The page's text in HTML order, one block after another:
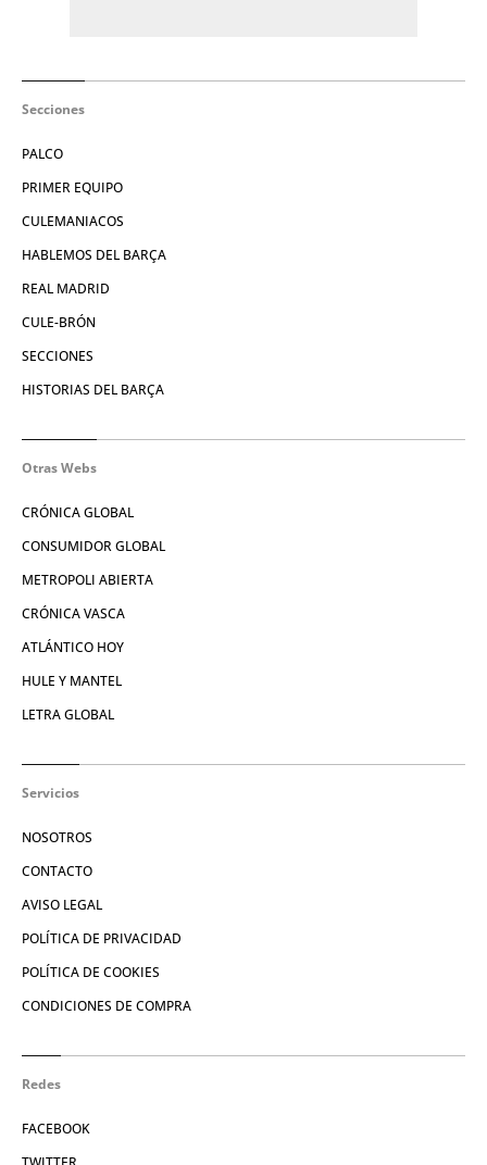
Secciones
PALCO
PRIMER EQUIPO
CULEMANIACOS
HABLEMOS DEL BARÇA
REAL MADRID
CULE-BRÓN
SECCIONES
HISTORIAS DEL BARÇA
Otras Webs
CRÓNICA GLOBAL
CONSUMIDOR GLOBAL
METROPOLI ABIERTA
CRÓNICA VASCA
ATLÁNTICO HOY
HULE Y MANTEL
LETRA GLOBAL
Servicios
NOSOTROS
CONTACTO
AVISO LEGAL
POLÍTICA DE PRIVACIDAD
POLÍTICA DE COOKIES
CONDICIONES DE COMPRA
Redes
FACEBOOK